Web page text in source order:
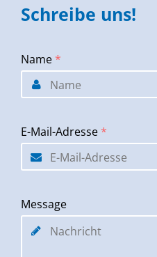
Schreibe uns!
Name *
E-Mail-Adresse *
Message